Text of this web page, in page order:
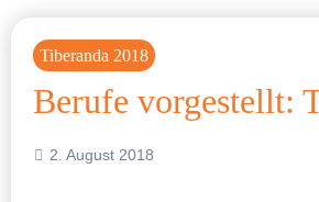
Tiberanda 2018
Berufe vorgestellt:
2. August 2018